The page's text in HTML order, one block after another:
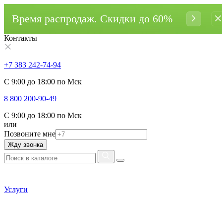
Время распродаж. Cкидки до 60%
Контакты
+7 383 242-74-94
С 9:00 до 18:00 по Мск
8 800 200-90-49
С 9:00 до 18:00 по Мск
или
Позвоните мне
Жду звонка
Услуги